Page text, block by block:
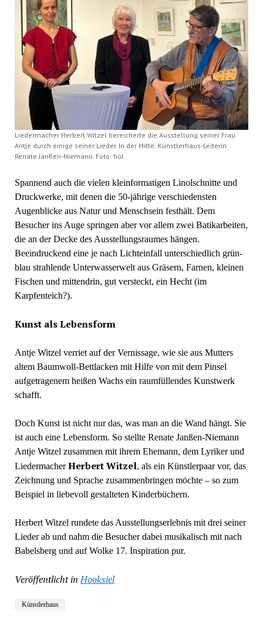
Liedermacher Herbert Witzel bereicherte die Ausstellung seiner Frau
Antje durch einige seiner Lieder. In der Mitte: Künstlerhaus-Leiterin
Renate Janßen-Niemann. Foto: hol
Spannend auch die vielen kleinformatigen Linolschnitte und
Druckwerke, mit denen die 50-jährige verschiedensten
Augenblicke aus Natur und Menschsein festhält. Dem
Besucher ins Auge springen aber vor allem zwei Batikarbeiten,
die an der Decke des Ausstellungsraumes hängen.
Beeindruckend eine je nach Lichteinfall unterschiedlich grün-
blau strahlende Unterwasserwelt aus Gräsern, Farnen, kleinen
Fischen und mittendrin, gut versteckt, ein Hecht (im
Karpfenteich?).
Kunst als Lebensform
Antje Witzel verriet auf der Vernissage, wie sie aus Mutters
altem Baumwoll-Bettlacken mit Hilfe von mit dem Pinsel
aufgetragenem heißen Wachs ein raumfüllendes Kunstwerk
schafft.
Doch Kunst ist nicht nur das, was man an die Wand hängt. Sie
ist auch eine Lebensform. So stellte Renate Janßen-Niemann
Antje Witzel zusammen mit ihrem Ehemann, dem Lyriker und
LiedermacherHerbert Witzel, als ein Künstlerpaar vor, das
Zeichnung und Sprache zusammenbringen möchte – so zum
Beispiel in liebevoll gestalteten Kinderbüchern.
Herbert Witzel rundete das Ausstellungserlebnis mit drei seiner
Lieder ab und nahm die Besucher dabei musikalisch mit nach
Babelsberg und auf Wolke 17. Inspiration pur.
Veröffentlicht in Hooksiel
Künstlerhaus